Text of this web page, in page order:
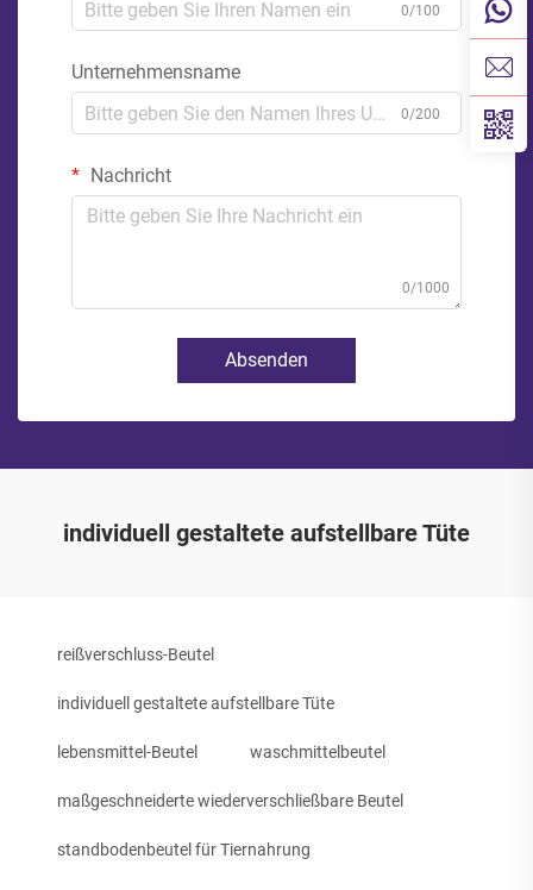
0/100
Unternehmensname
0/200
Nachricht
0/1000
Absenden
individuell gestaltete aufstellbare Tüte
reißverschluss-Beutel
individuell gestaltete aufstellbare Tüte
lebensmittel-Beutel waschmittelbeutel
maßgeschneiderte wiederverschließbare Beutel
standbodenbeutel für Tiernahrung